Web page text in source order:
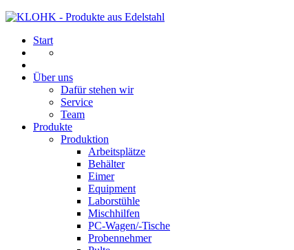
Start
Über uns
Dafür stehen wir
Service
Team
Produkte
Produktion
Arbeitsplätze
Behälter
Eimer
Equipment
Laborstühle
Mischhilfen
PC-Wagen/-Tische
Probennehmer